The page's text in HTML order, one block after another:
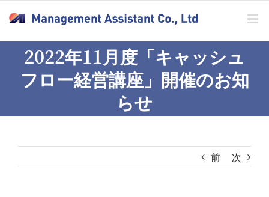
content
2022年11月度「キャッシュ
フロー経営講座」開催のお知
らせ
前 次